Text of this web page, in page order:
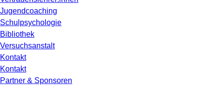
Jugendcoaching
Schulpsychologie
Bibliothek
Versuchsanstalt
Kontakt
Kontakt
Partner & Sponsoren